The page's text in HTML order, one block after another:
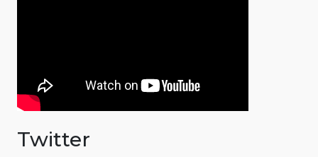
Twitter